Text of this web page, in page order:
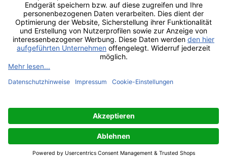
Wenn Sie mit Kundenkonto bestellt haben, können Sie sich
einloggen
und bei der Bestellung in Ihrem Konto den Widerrufen Button
drücken.
Wenn Sie als Gast bestellt haben klicken Sie auf diesen Button.
Shopauskunft Kundenbewertungen